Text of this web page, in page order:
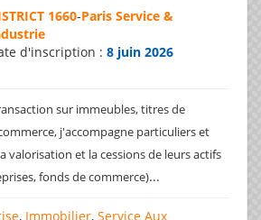
1660-Paris Service &
d'inscription : 8 juin 2026
sur immeubles, titres de
j'accompagne particuliers et
valorisation et la cessions de leurs actifs
fonds de commerce)...
, Immobilier, Service Aux